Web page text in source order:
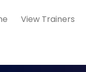
View Trainers